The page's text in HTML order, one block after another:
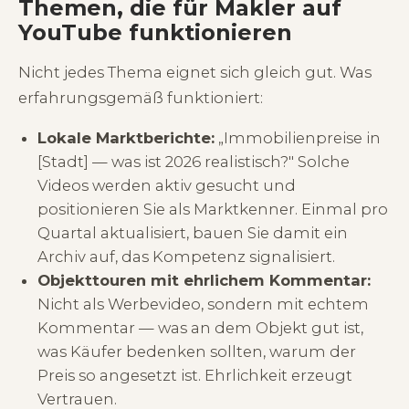
Themen, die für Makler auf
YouTube funktionieren
Nicht jedes Thema eignet sich gleich gut. Was
erfahrungsgemäß funktioniert:
Lokale Marktberichte:„Immobilienpreise in
[Stadt] — was ist 2026 realistisch?" Solche
Videos werden aktiv gesucht und
positionieren Sie als Marktkenner. Einmal pro
Quartal aktualisiert, bauen Sie damit ein
Archiv auf, das Kompetenz signalisiert.
Objekttouren mit ehrlichem Kommentar:
Nicht als Werbevideo, sondern mit echtem
Kommentar — was an dem Objekt gut ist,
was Käufer bedenken sollten, warum der
Preis so angesetzt ist. Ehrlichkeit erzeugt
Vertrauen.